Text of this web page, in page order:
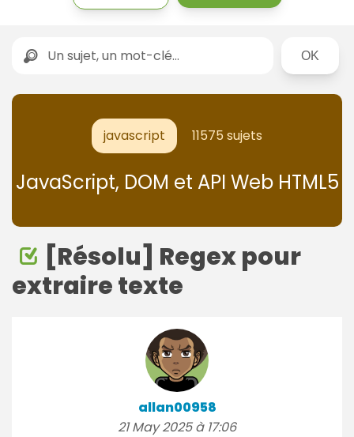
Rechercher
javascript 11575 sujets
JavaScript, DOM et API Web HTML5
[Résolu] Regex pour
extraire texte
allan00958
21 May 2025 à 17:06